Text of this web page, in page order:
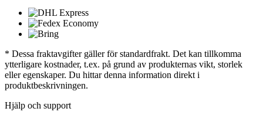
* Dessa fraktavgifter gäller för standardfrakt. Det kan tillkomma
ytterligare kostnader, t.ex. på grund av produkternas vikt, storlek
eller egenskaper. Du hittar denna information direkt i
produktbeskrivningen.
Hjälp och support